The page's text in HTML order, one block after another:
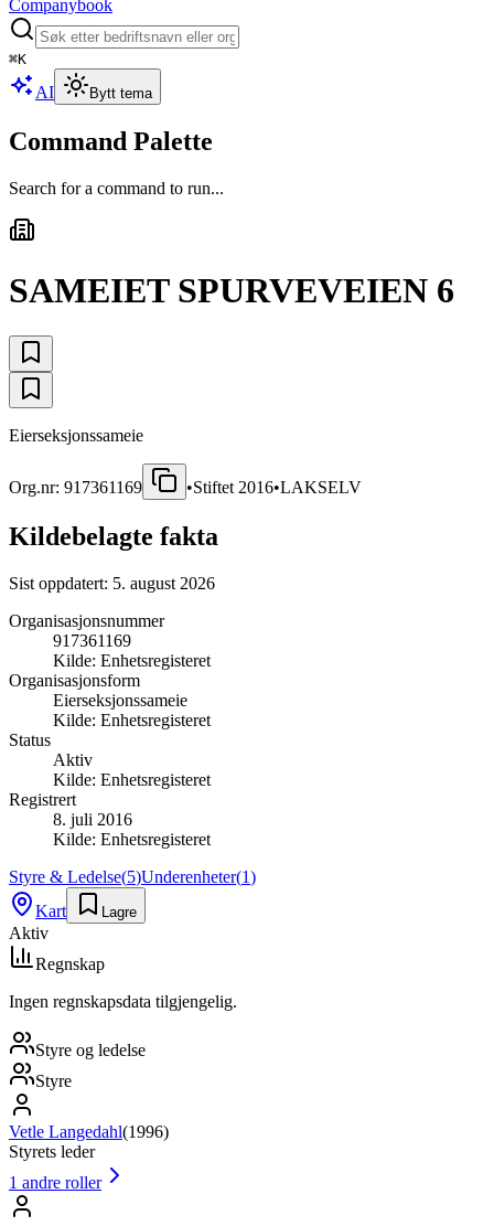
Companybook
⌘K
AI Bytt tema
Command Palette
Search for a command to run...
SAMEIET SPURVEVEIEN 6
Eierseksjonssameie
Org.nr: 917361169 •Stiftet 2016•LAKSELV
Kildebelagte fakta
Sist oppdatert: 5. august 2026
Organisasjonsnummer
917361169
Kilde: Enhetsregisteret
Organisasjonsform
Eierseksjonssameie
Kilde: Enhetsregisteret
Status
Aktiv
Kilde: Enhetsregisteret
Registrert
8. juli 2016
Kilde: Enhetsregisteret
Styre & Ledelse(5)Underenheter(1)
Kart
Lagre
Aktiv
Regnskap
Ingen regnskapsdata tilgjengelig.
Styre og ledelse
Styre
Vetle Langedahl(1996)
Styrets leder
1 andre roller